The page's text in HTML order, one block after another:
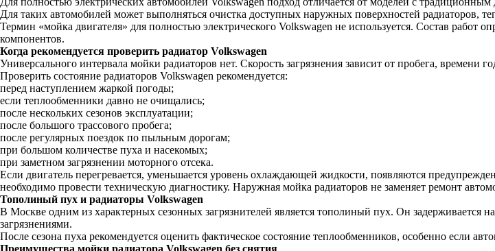
Для таких автомобилей может выполняться очистка доступных наружных поверхностей радиаторов,
Термин «мойка двигателя» для полностью электрического Volkswagen не используется. Состав работ
компонентов.
Когда рекомендуется проверить радиатор Volkswagen
Универсального интервала мойки радиаторов нет. Скорость загрязнения зависит от пробега, времени
Проверить состояние радиаторов Volkswagen рекомендуется:
перед наступлением жаркой погоды;
если теплообменники давно не очищались;
после нескольких сезонов эксплуатации;
после большого трассового пробега;
после регулярных поездок по пыльным дорогам;
при большом количестве пуха и насекомых;
при заметном загрязнении моторного отсека.
Если двигатель перегревается, уменьшается уровень охлаждающей жидкости, появляются
необходимо провести техническую диагностику. Наружная мойка радиаторов не заменяет ремонт
Тополиный пух и радиаторы Volkswagen
В Москве одним из характерных сезонных загрязнителей является тополиный пух. Он
загрязнениями.
После сезона пуха рекомендуется оценить фактическое состояние теплообменников, особенно если
Преимущества мойки радиатора Volkswagen без снятия